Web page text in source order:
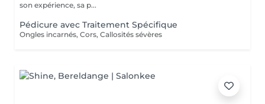
son expérience, sa p...
Pédicure avec Traitement Spécifique
Ongles incarnés, Cors, Callosités sévères